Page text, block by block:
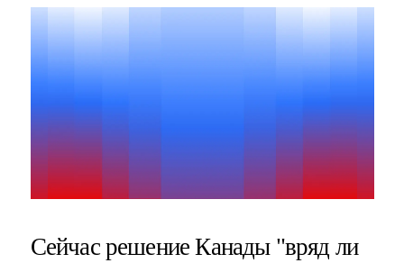
Сейчас решение Канады "вряд ли